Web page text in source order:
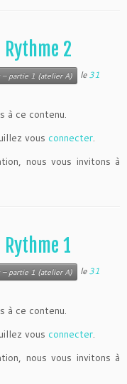
2
– partie 1 (atelier A) le31
à ce contenu.
vous connecter.
nous vous invitons à
1
– partie 1 (atelier A) le31
à ce contenu.
vous connecter.
nous vous invitons à